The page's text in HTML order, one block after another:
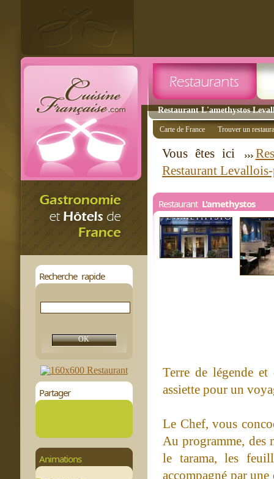
Restaurant L'amethystos
Recherche rapide
Partager
Animations
Carte de France Trouver un
Vous êtes ici
Restaurant
Restaurant L'amethystos
Terre de légende
assiette pour un
Le Chef, vous
Au programme, des
le tarama, les
accompagné par